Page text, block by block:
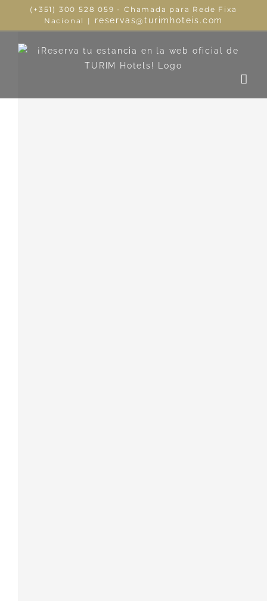
(+351) 300 528 059 - Chamada para Rede Fixa
Nacional
| reservas@turimhoteis.com